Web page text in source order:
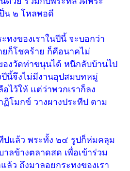
น ๒ โหลพอดี
ทงของเราในปีนี้ จะบอกว่า
ก็โชคร้าย ก็คือนาคไม่
งวัดท่าขนุนได้ หนีกลับบ้านไป
นี้จึงไม่มีงานอุปสมบทหมู่
อไว้ให้ แต่ว่าพวกเราก็ลง
โมกข์ วางผางประทีป ตาม
ปแล้ว พระทั้ง ๒๔ รูปก็ห่มคลุม
าลข้างตลาดสด เพื่อเข้าร่วม
ล้ว ถึงมาลอยกระทงของเรา